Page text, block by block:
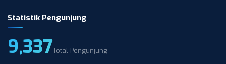
Statistik Pengunjung
9,337Total Pengunjung